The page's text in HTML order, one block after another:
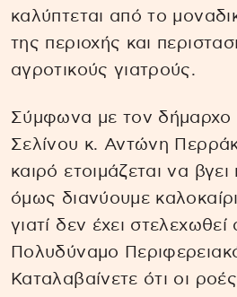
καλύπτεται από το
της περιοχής και
αγροτικούς γιατρούς.
Σύμφωνα με τον δήμαρχο
Σελίνου κ. Αντώνη
καιρό ετοιμάζεται να
όμως διανύουμε
γιατί δεν έχει
Πολυδύναμο
Καταλαβαίνετε ότι οι